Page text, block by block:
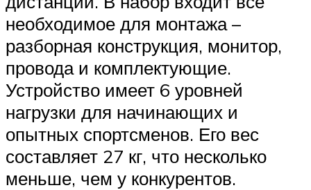
необходимое для монтажа –
разборная конструкция, монитор,
провода и комплектующие.
Устройство имеет 6 уровней
нагрузки для начинающих и
опытных спортсменов. Его вес
составляет 27 кг, что несколько
меньше, чем у конкурентов.